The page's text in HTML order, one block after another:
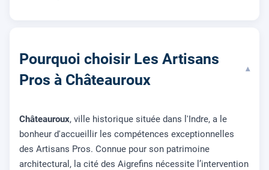
Pourquoi choisir Les Artisans
Pros à Châteauroux
▾
Châteauroux, ville historique située dans l'Indre, a le
bonheur d'accueillir les compétences exceptionnelles
des Artisans Pros. Connue pour son patrimoine
architectural, la cité des Aigrefins nécessite l’intervention